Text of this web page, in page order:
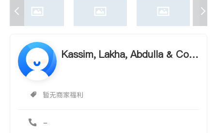
Kassim, Lakha, Abdulla & Co L
暂无商家福利
-